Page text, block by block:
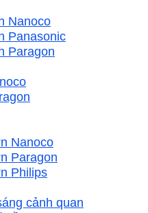
Nanoco
Panasonic
Paragon
Nanoco
Paragon
Philips
cảnh quan